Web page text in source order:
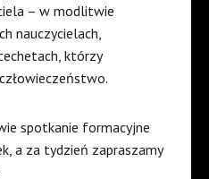
– w modlitwie
nauczycielach,
którzy
spotkanie formacyjne
a za tydzień zapraszamy